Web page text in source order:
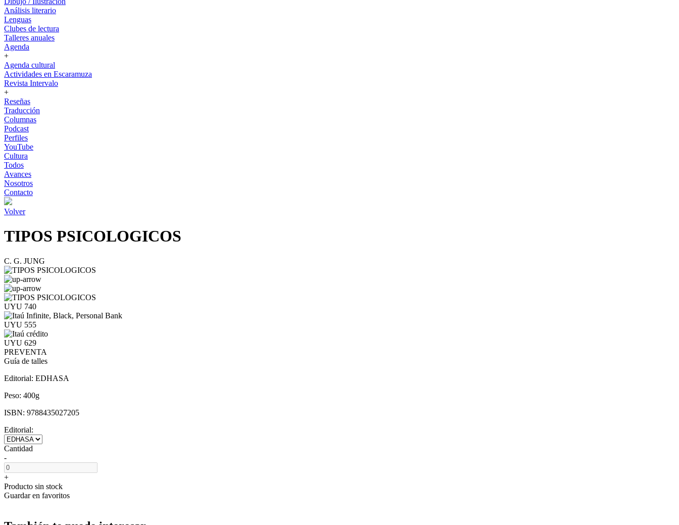
Análisis literario
Lenguas
Clubes de lectura
Talleres anuales
Agenda
+
Agenda cultural
Actividades en Escaramuza
Revista Intervalo
+
Reseñas
Traducción
Columnas
Podcast
Perfiles
YouTube
Cultura
Todos
Avances
Nosotros
Contacto
Volver
TIPOS PSICOLOGICOS
C. G. JUNG
UYU 740
UYU 555
UYU 629
PREVENTA
Guía de talles
Editorial: EDHASA
Peso: 400g
ISBN: 9788435027205
Editorial:
Cantidad
-
+
Producto sin stock
Guardar en favoritos